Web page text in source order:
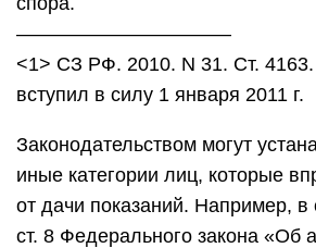
———————————
<1> СЗ РФ. 2010. N 31. Ст. 4163.
вступил в силу 1 января 2011 г.
Законодательством могут
иные категории лиц, которые
от дачи показаний. Например, в
ст. 8 Федерального закона «Об